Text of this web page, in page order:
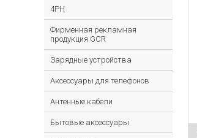
4PH
Фирменная рекламная
продукция GCR
Зарядные устройства
Аксессуары для телефонов
Антенные кабели
Бытовые аксессуары